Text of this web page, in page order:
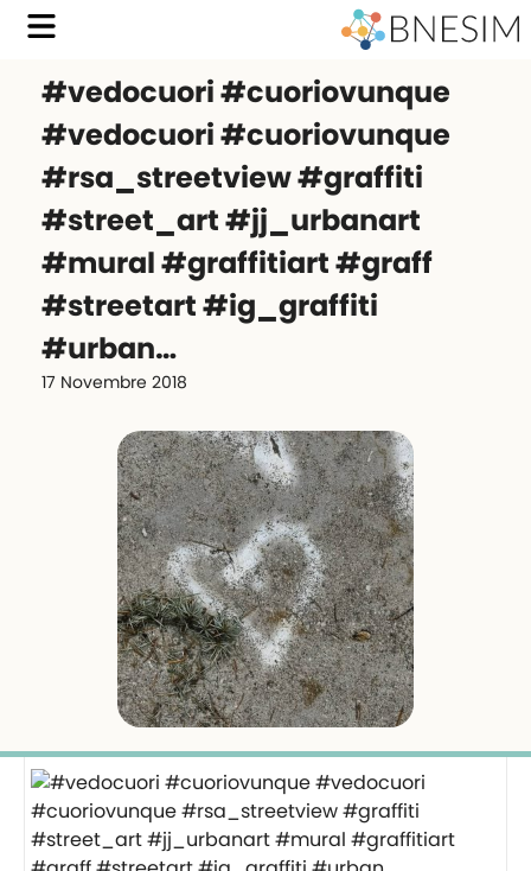
#vedocuori #cuoriovunque
#vedocuori #cuoriovunque
#rsa_streetview #graffiti
#street_art #jj_urbanart
#mural #graffitiart #graff
#streetart #ig_graffiti
#urban…
17 Novembre 2018